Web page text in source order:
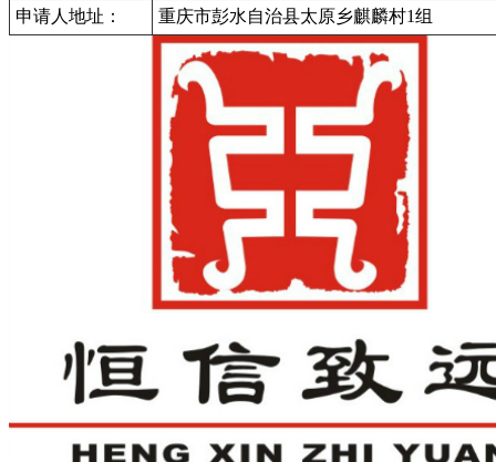
申请人地址：
重庆市彭水自治县太原乡麒麟村1组